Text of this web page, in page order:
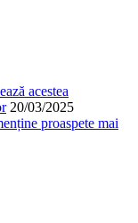
acestea
20/03/2025
proaspete mai